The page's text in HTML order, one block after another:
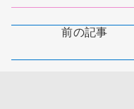
前の記事